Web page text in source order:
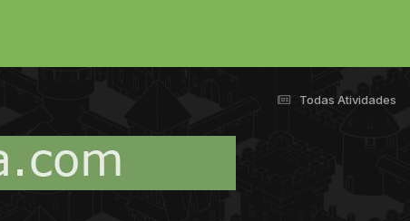
Todas Atividades